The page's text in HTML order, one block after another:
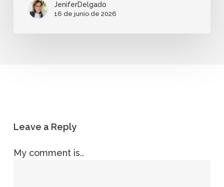
JeniferDelgado
16 de junio de 2026
Leave a Reply
My comment is..